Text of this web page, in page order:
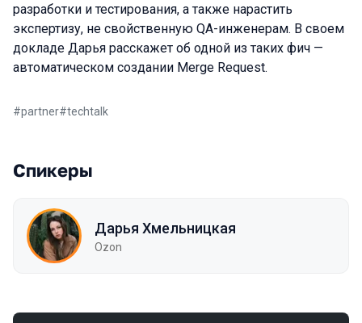
разработки и тестирования, а также нарастить
экспертизу, не свойственную QA-инженерам. В своем
докладе Дарья расскажет об одной из таких фич —
автоматическом создании Merge Request.
#partner#techtalk
Спикеры
Дарья Хмельницкая
Ozon